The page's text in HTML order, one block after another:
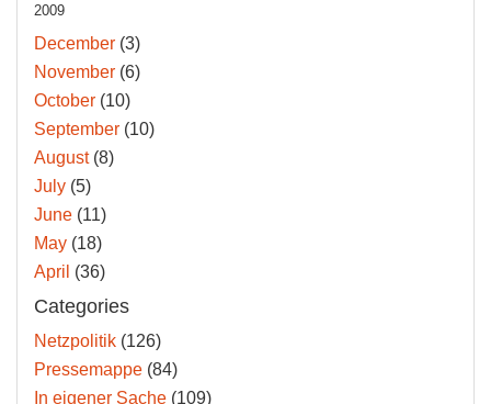
2009
December (3)
November (6)
October (10)
September (10)
August(8)
July (5)
June (11)
May (18)
April (36)
Categories
Netzpolitik (126)
Pressemappe (84)
In eigener Sache (109)